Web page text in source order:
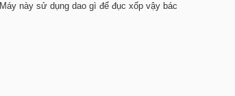
Máy này sử dụng dao gì để đục xốp vậy bác